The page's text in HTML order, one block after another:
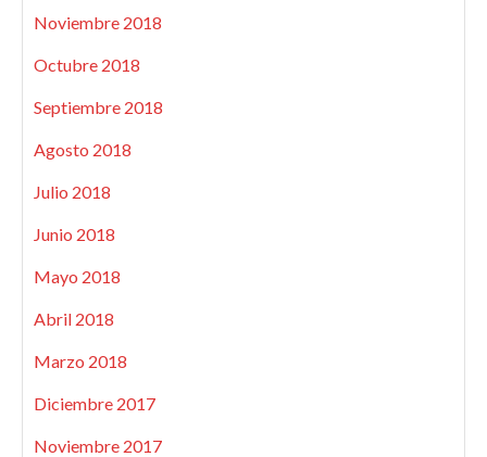
Noviembre 2018
Octubre 2018
Septiembre 2018
Agosto 2018
Julio 2018
Junio 2018
Mayo 2018
Abril 2018
Marzo 2018
Diciembre 2017
Noviembre 2017